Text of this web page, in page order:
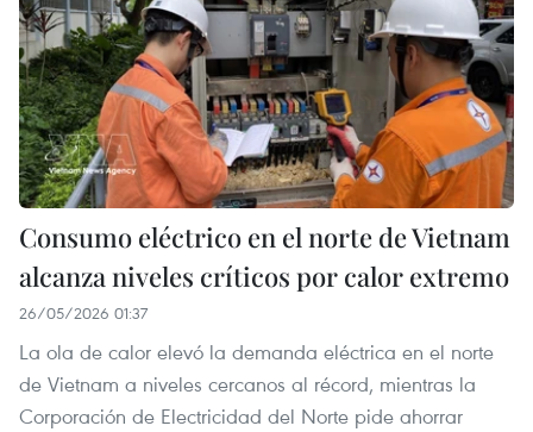
Consumo eléctrico en el norte de Vietnam
alcanza niveles críticos por calor extremo
26/05/2026 01:37
La ola de calor elevó la demanda eléctrica en el norte
de Vietnam a niveles cercanos al récord, mientras la
Corporación de Electricidad del Norte pide ahorrar